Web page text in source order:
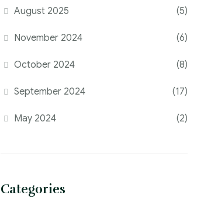
August 2025 (5)
November 2024 (6)
October 2024 (8)
September 2024 (17)
May 2024 (2)
Categories